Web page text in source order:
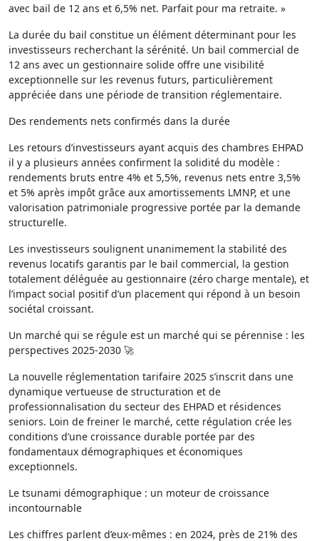
avec bail de 12 ans et 6,5% net. Parfait pour ma retraite. »
La durée du bail constitue un élément déterminant pour les
investisseurs recherchant la sérénité. Un bail commercial de
12 ans avec un gestionnaire solide offre une visibilité
exceptionnelle sur les revenus futurs, particulièrement
appréciée dans une période de transition réglementaire.
Des rendements nets confirmés dans la durée
Les retours d’investisseurs ayant acquis des chambres EHPAD
il y a plusieurs années confirment la solidité du modèle :
rendements bruts entre 4% et 5,5%, revenus nets entre 3,5%
et 5% après impôt grâce aux amortissements LMNP, et une
valorisation patrimoniale progressive portée par la demande
structurelle.
Les investisseurs soulignent unanimement la stabilité des
revenus locatifs garantis par le bail commercial, la gestion
totalement déléguée au gestionnaire (zéro charge mentale), et
l’impact social positif d’un placement qui répond à un besoin
sociétal croissant.
Un marché qui se régule est un marché qui se pérennise : les
perspectives 2025-2030 🚀
La nouvelle réglementation tarifaire 2025 s’inscrit dans une
dynamique vertueuse de structuration et de
professionnalisation du secteur des EHPAD et résidences
seniors. Loin de freiner le marché, cette régulation crée les
conditions d’une croissance durable portée par des
fondamentaux démographiques et économiques
exceptionnels.
Le tsunami démographique : un moteur de croissance
incontournable
Les chiffres parlent d’eux-mêmes : en 2024, près de 21% des